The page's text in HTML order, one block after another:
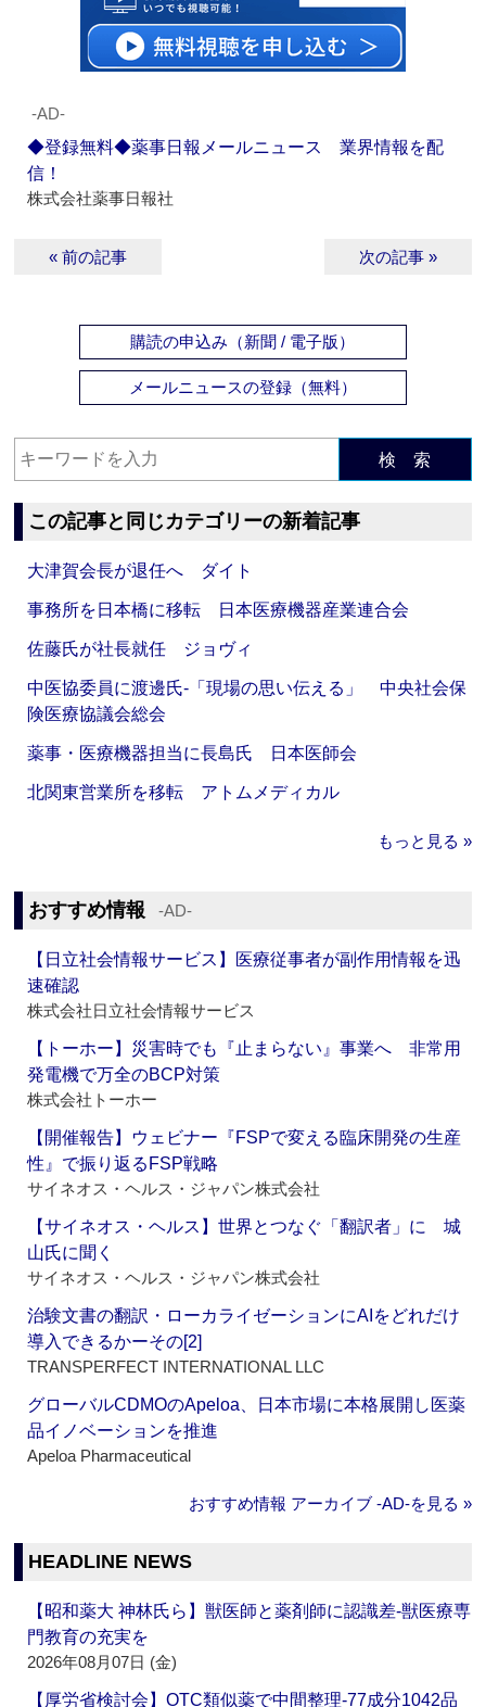
‐AD‐
◆登録無料◆薬事日報メールニュース 業界情報を配
信！
株式会社薬事日報社
« 前の記事 次の記事 »
購読の申込み（新聞 / 電子版）
メールニュースの登録（無料）
検 索
この記事と同じカテゴリーの新着記事
大津賀会長が退任へ ダイト
事務所を日本橋に移転 日本医療機器産業連合会
佐藤氏が社長就任 ジョヴィ
中医協委員に渡邊氏‐「現場の思い伝える」 中央社会保
険医療協議会総会
薬事・医療機器担当に長島氏 日本医師会
北関東営業所を移転 アトムメディカル
もっと見る »
おすすめ情報 ‐AD‐
【日立社会情報サービス】医療従事者が副作用情報を迅
速確認
株式会社日立社会情報サービス
【トーホー】災害時でも『止まらない』事業へ 非常用
発電機で万全のBCP対策
株式会社トーホー
【開催報告】ウェビナー『FSPで変える臨床開発の生産
性』で振り返るFSP戦略
サイネオス・ヘルス・ジャパン株式会社
【サイネオス・ヘルス】世界とつなぐ「翻訳者」に 城
山氏に聞く
サイネオス・ヘルス・ジャパン株式会社
治験文書の翻訳・ローカライゼーションにAIをどれだけ
導入できるかーその[2]
TRANSPERFECT INTERNATIONAL LLC
グローバルCDMOのApeloa、日本市場に本格展開し医薬
品イノベーションを推進
Apeloa Pharmaceutical
おすすめ情報 アーカイブ ‐AD‐を見る »
HEADLINE NEWS
【昭和薬大 神林氏ら】獣医師と薬剤師に認識差‐獣医療専
門教育の充実を
2026年08月07日 (金)
【厚労省検討会】OTC類似薬で中間整理‐77成分1042品